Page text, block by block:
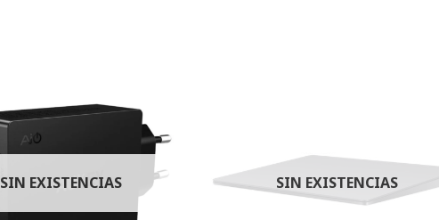
SIN EXISTENCIAS SIN EXISTENCIAS